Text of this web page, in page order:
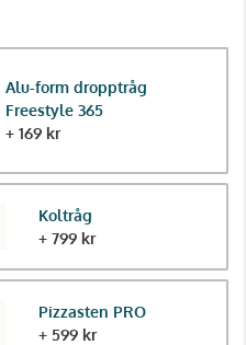
Alu-form dropptråg
Freestyle 365
+ 169 kr
Koltråg
+ 799 kr
Pizzasten PRO
+ 599 kr